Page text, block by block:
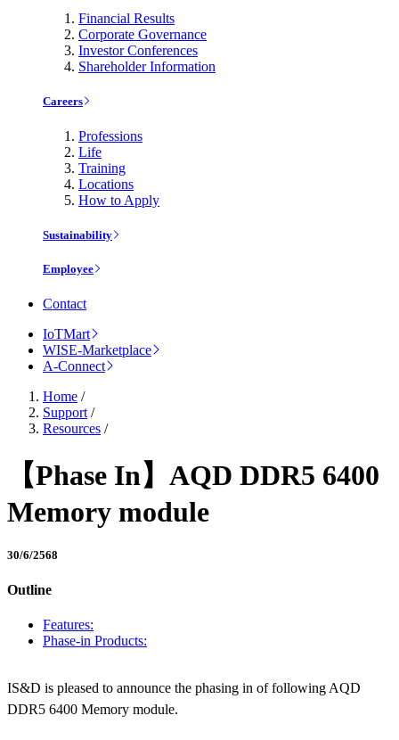
Financial Results
Corporate Governance
Investor Conferences
Shareholder Information
Careers
Professions
Life
Training
Locations
How to Apply
Sustainability
Employee
Contact
IoTMart
WISE-Marketplace
A-Connect
Home /
Support /
Resources /
【Phase In】AQD DDR5 6400
Memory module
30/6/2568
Outline
Features:
Phase-in Products:
IS&D is pleased to announce the phasing in of following AQD
DDR5 6400 Memory module.